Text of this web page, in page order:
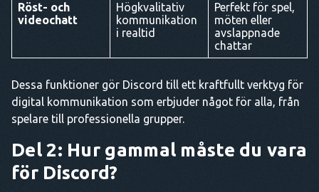
Röst- och
videochatt
Högkvalitativ
kommunikation
i realtid
Perfekt för spel,
möten eller
avslappnade
chattar
Dessa funktioner gör Discord till ett kraftfullt verktyg för
digital kommunikation som erbjuder något för alla, från
spelare till professionella grupper.
Del 2: Hur gammal måste du vara
för Discord?